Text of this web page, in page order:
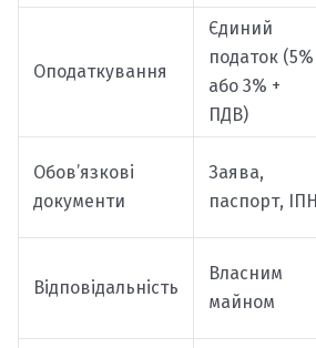
Оподаткування
Єдиний
податок (5%
або 3% +
ПДВ)
Обов’язкові
документи
Заява,
паспорт, ІПН
Відповідальність
Власним
майном